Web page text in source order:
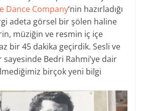
Dance Company‘nin hazırladığı
adeta görsel bir şölen haline
müziğin ve resmin iç içe
bir 45 dakika geçirdik. Sesli ve
sayesinde Bedri Rahmi’ye dair
birçok yeni bilgi